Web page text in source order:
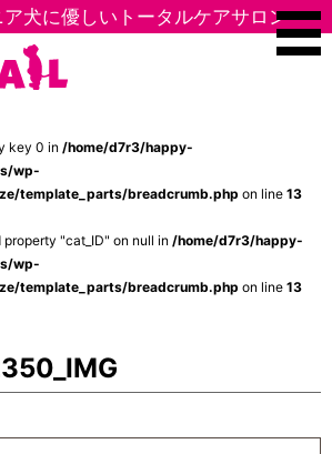
犬に優しいトータルケアサロン
key 0 in /home/d7r3/happy-
wp-
template_parts/breadcrumb.php on line 13
property "cat_ID" on null in /home/d7r3/happy-
wp-
template_parts/breadcrumb.php on line 13